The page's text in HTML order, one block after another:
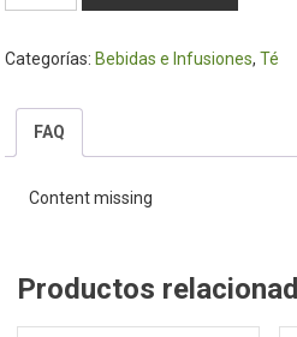
"Encuentros"
Hierbas
del
Oasis
Categorías: Bebidas e Infusiones,Té
FAQ
Content missing
Productos